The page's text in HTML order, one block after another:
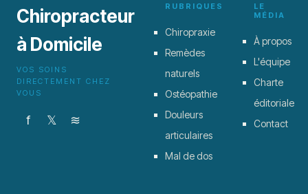
Chiropracteur
à Domicile
VOS SOINS
DIRECTEMENT CHEZ
VOUS
f 𝕏 ≋
RUBRIQUES
Chiropraxie
Remèdes
naturels
Ostéopathie
Douleurs
articulaires
Mal de dos
LE
MÉDIA
À propos
L'équipe
Charte
éditoriale
Contact